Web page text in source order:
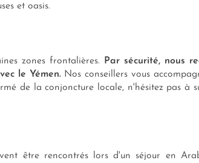
et oasis.
zones frontalières.
Par sécurité, nous
le Yémen.Nos conseillers vous
de la conjoncture locale, n'hésitez pas à
être rencontrés lors d'un séjour en